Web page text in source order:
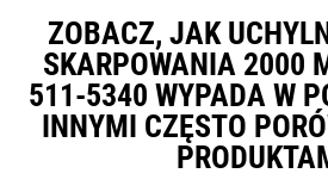
wszystkich
i kołowych.
ZOBACZ, JAK
SKARPOWANIA 2000
511-5340 WYPADA W
INNYMI CZĘSTO